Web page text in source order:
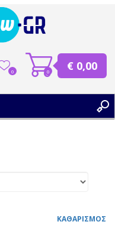
0 0 € 0,00
ΚΑΘΑΡΙΣΜΟΣ